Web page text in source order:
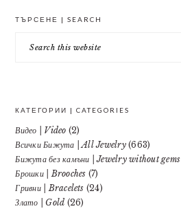
ТЪРСЕНЕ | SEARCH
this
КАТЕГОРИИ | CATEGORIES
Видео | Video (2)
Всички Бижута | All Jewelry(663)
Бижута без камъни | Jewelry without gems
Брошки | Brooches (7)
Гривни | Bracelets (24)
Злато | Gold (26)